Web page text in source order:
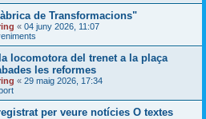
de Transformacions"
« 04 juny 2026, 11:07
locomotora del trenet a la plaça
les reformes
« 29 maig 2026, 17:34
per veure notícies O textes